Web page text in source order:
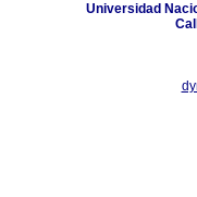
Universidad